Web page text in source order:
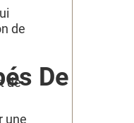
De
de
de
une